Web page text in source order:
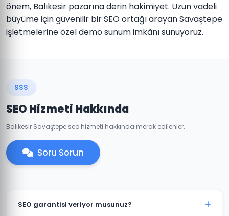
önem, Balıkesir pazarına derin hakimiyet. Uzun vadeli
büyüme için güvenilir bir SEO ortağı arayan Savaştepe
işletmelerine özel demo sunum imkânı sunuyoruz.
SSS
SEO Hizmeti Hakkında
Balıkesir Savaştepe seo hizmeti hakkında merak edilenler.
Soru Sorun
SEO garantisi veriyor musunuz?